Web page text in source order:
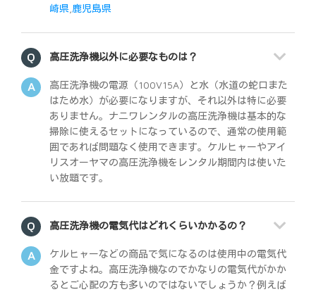
崎県 鹿児島県
高圧洗浄機以外に必要なものは？
高圧洗浄機の電源（100V15A）と水（水道の蛇口また
はため水）が必要になりますが、それ以外は特に必要
ありません。ナニワレンタルの高圧洗浄機は基本的な
掃除に使えるセットになっているので、通常の使用範
囲であれば問題なく使用できます。ケルヒャーやアイ
リスオーヤマの高圧洗浄機をレンタル期間内は使いた
い放題です。
高圧洗浄機の電気代はどれくらいかかるの？
ケルヒャーなどの商品で気になるのは使用中の電気代
金ですよね。高圧洗浄機なのでかなりの電気代がかか
るとご心配の方も多いのではないでしょうか？例えば